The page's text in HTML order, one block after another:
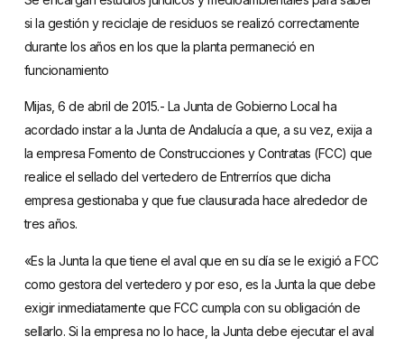
si la gestión y reciclaje de residuos se realizó correctamente
durante los años en los que la planta permaneció en
funcionamiento
Mijas, 6 de abril de 2015.- La Junta de Gobierno Local ha
acordado instar a la Junta de Andalucía a que, a su vez, exija a
la empresa Fomento de Construcciones y Contratas (FCC) que
realice el sellado del vertedero de Entrerríos que dicha
empresa gestionaba y que fue clausurada hace alrededor de
tres años.
«Es la Junta la que tiene el aval que en su día se le exigió a FCC
como gestora del vertedero y por eso, es la Junta la que debe
exigir inmediatamente que FCC cumpla con su obligación de
sellarlo. Si la empresa no lo hace, la Junta debe ejecutar el aval